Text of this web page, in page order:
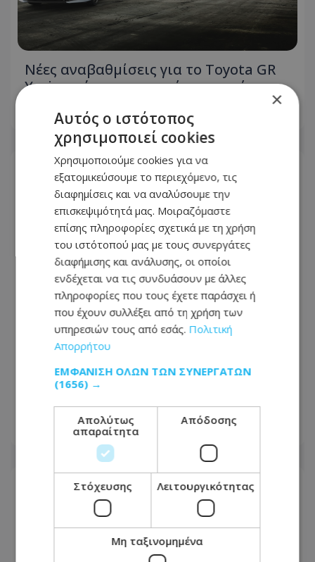
Νέες αναβαθμίσεις για το Toyota GR
Yaris με έμπνευση από τους αγώνες
29.07.2026 - 11:45
Τράπεζα Κύπρου: Καλύτερη Τράπεζα
Υποθεματοφυλακής (Sub-Custodian
Bank) στην Κύπρο για το 2026, από το
Global Finance
27.07.2026 - 12:41
×
Αυτός ο ιστότοπος
χρησιμοποιεί cookies
Χρησιμοποιούμε cookies για να
εξατομικεύσουμε το περιεχόμενο, τις
διαφημίσεις και να αναλύσουμε την
επισκεψιμότητά μας. Μοιραζόμαστε
επίσης πληροφορίες σχετικά με τη χρήση
του ιστότοπού μας με τους συνεργάτες
διαφήμισης και ανάλυσης, οι οποίοι
ενδέχεται να τις συνδυάσουν με άλλες
πληροφορίες που τους έχετε παράσχει ή
που έχουν συλλέξει από τη χρήση των
υπηρεσιών τους από εσάς. Πολιτική
Απορρήτου
ΕΜΦΆΝΙΣΗ ΌΛΩΝ ΤΩΝ ΣΥΝΕΡΓΑΤΏΝ
(1656) →
Απολύτως
απαραίτητα
Απόδοσης
Στόχευσης Λειτουργικότητας
Μη ταξινομημένα